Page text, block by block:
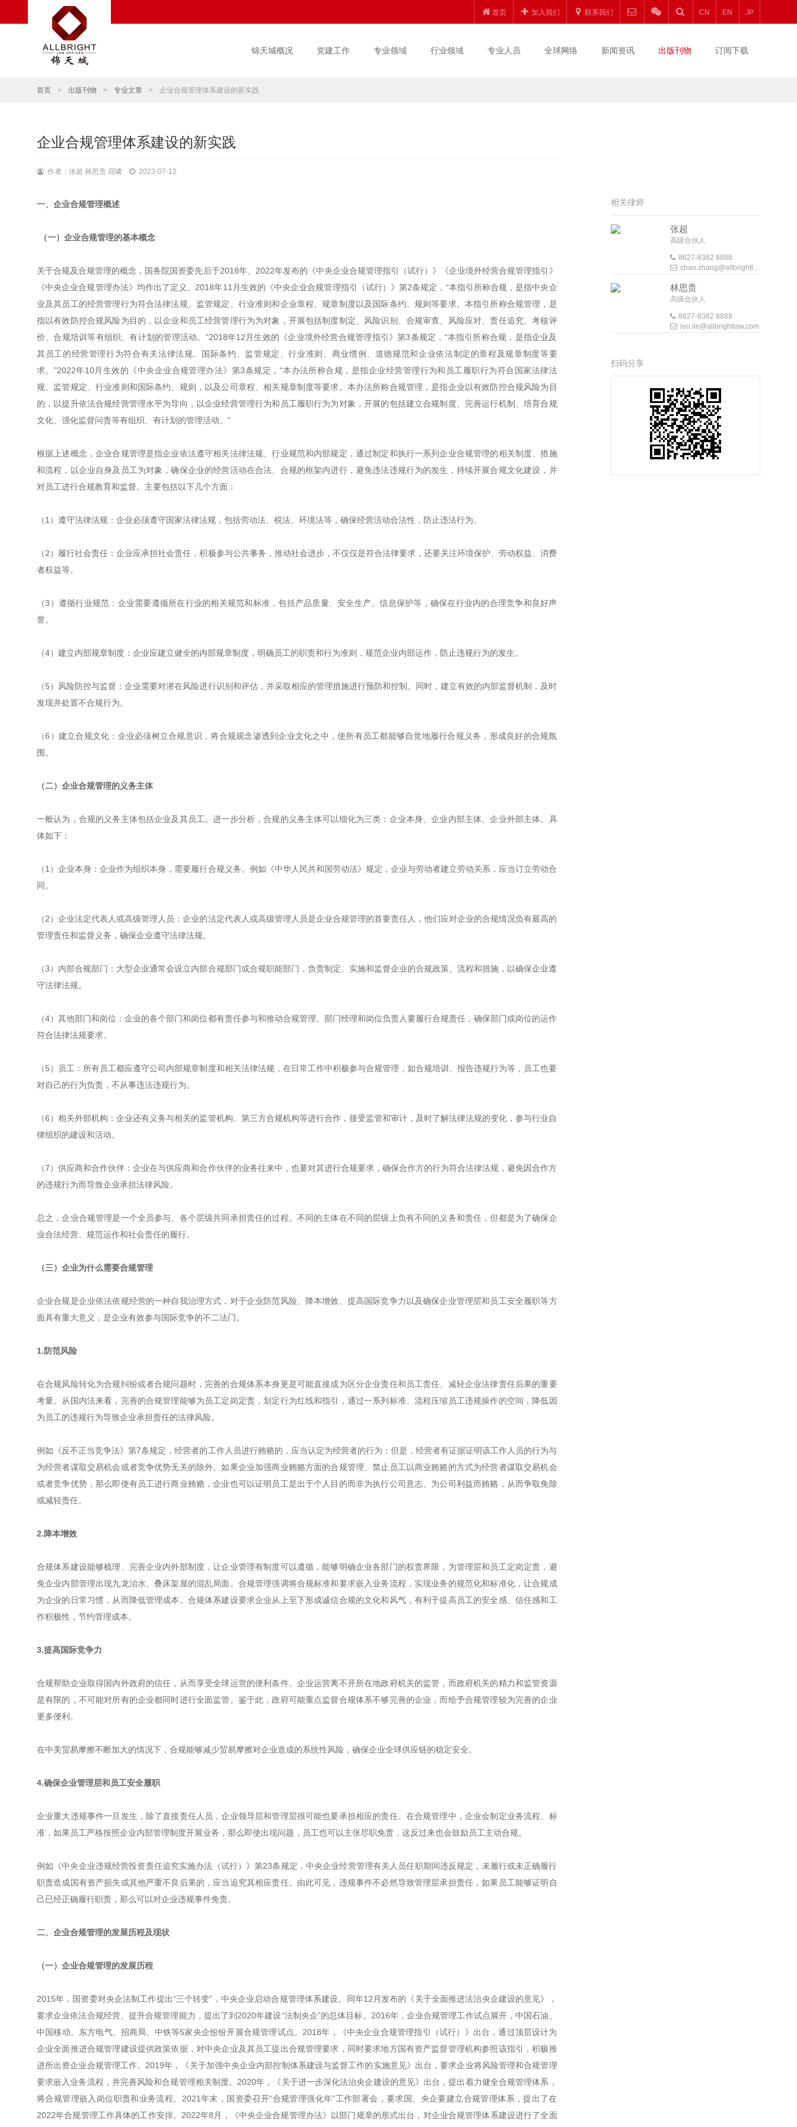
首页 加入我们 联系我们 CN EN JP
锦天城概况 党建工作 专业领域 行业领域 专业人员 全球网络 新闻资讯 出版刊物 订阅下载
首页 > 出版刊物 > 专业文章 > 企业合规管理体系建设的新实践
企业合规管理体系建设的新实践
作者：张超 林思贵 屈啸 2023-07-12
一、企业合规管理概述
（一）企业合规管理的基本概念
关于合规及合规管理的概念，国务院国资委先后于2018年、2022年发布的《中央企业合规管理指引（试行）》《企业境外经营合规管理指引》
《中央企业合规管理办法》均作出了定义。2018年11月生效的《中央企业合规管理指引（试行）》第2条规定，“本指引所称合规，是指中央企
业及其员工的经营管理行为符合法律法规、监管规定、行业准则和企业章程、规章制度以及国际条约、规则等要求。本指引所称合规管理，是
指以有效防控合规风险为目的，以企业和员工经营管理行为为对象，开展包括制度制定、风险识别、合规审查、风险应对、责任追究、考核评
价、合规培训等有组织、有计划的管理活动。”2018年12月生效的《企业境外经营合规管理指引》第3条规定，“本指引所称合规，是指企业及
其员工的经营管理行为符合有关法律法规、国际条约、监管规定、行业准则、商业惯例、道德规范和企业依法制定的章程及规章制度等要
求。”2022年10月生效的《中央企业合规管理办法》第3条规定，“本办法所称合规，是指企业经营管理行为和员工履职行为符合国家法律法
规、监管规定、行业准则和国际条约、规则，以及公司章程、相关规章制度等要求。本办法所称合规管理，是指企业以有效防控合规风险为目
的，以提升依法合规经营管理水平为导向，以企业经营管理行为和员工履职行为为对象，开展的包括建立合规制度、完善运行机制、培育合规
文化、强化监督问责等有组织、有计划的管理活动。”
根据上述概念，企业合规管理是指企业依法遵守相关法律法规、行业规范和内部规定，通过制定和执行一系列企业合规管理的相关制度、措施
和流程，以企业自身及员工为对象，确保企业的经营活动在合法、合规的框架内进行，避免违法违规行为的发生，持续开展合规文化建设，并
对员工进行合规教育和监督。主要包括以下几个方面：
（1）遵守法律法规：企业必须遵守国家法律法规，包括劳动法、税法、环境法等，确保经营活动合法性，防止违法行为。
（2）履行社会责任：企业应承担社会责任，积极参与公共事务，推动社会进步，不仅仅是符合法律要求，还要关注环境保护、劳动权益、消费
者权益等。
（3）遵循行业规范：企业需要遵循所在行业的相关规范和标准，包括产品质量、安全生产、信息保护等，确保在行业内的合理竞争和良好声
誉。
（4）建立内部规章制度：企业应建立健全的内部规章制度，明确员工的职责和行为准则，规范企业内部运作，防止违规行为的发生。
（5）风险防控与监督：企业需要对潜在风险进行识别和评估，并采取相应的管理措施进行预防和控制。同时，建立有效的内部监督机制，及时
发现并处置不合规行为。
（6）建立合规文化：企业必须树立合规意识，将合规观念渗透到企业文化之中，使所有员工都能够自觉地履行合规义务，形成良好的合规氛
围。
（二）企业合规管理的义务主体
一般认为，合规的义务主体包括企业及其员工。进一步分析，合规的义务主体可以细化为三类：企业本身、企业内部主体、企业外部主体。具
体如下：
（1）企业本身：企业作为组织本身，需要履行合规义务。例如《中华人民共和国劳动法》规定，企业与劳动者建立劳动关系，应当订立劳动合
同。
（2）企业法定代表人或高级管理人员：企业的法定代表人或高级管理人员是企业合规管理的首要责任人，他们应对企业的合规情况负有最高的
管理责任和监督义务，确保企业遵守法律法规。
（3）内部合规部门：大型企业通常会设立内部合规部门或合规职能部门，负责制定、实施和监督企业的合规政策、流程和措施，以确保企业遵
守法律法规。
（4）其他部门和岗位：企业的各个部门和岗位都有责任参与和推动合规管理。部门经理和岗位负责人要履行合规责任，确保部门或岗位的运作
符合法律法规要求。
（5）员工：所有员工都应遵守公司内部规章制度和相关法律法规，在日常工作中积极参与合规管理，如合规培训、报告违规行为等，员工也要
对自己的行为负责，不从事违法违规行为。
（6）相关外部机构：企业还有义务与相关的监管机构、第三方合规机构等进行合作，接受监管和审计，及时了解法律法规的变化，参与行业自
律组织的建设和活动。
（7）供应商和合作伙伴：企业在与供应商和合作伙伴的业务往来中，也要对其进行合规要求，确保合作方的行为符合法律法规，避免因合作方
的违规行为而导致企业承担法律风险。
总之，企业合规管理是一个全员参与、各个层级共同承担责任的过程。不同的主体在不同的层级上负有不同的义务和责任，但都是为了确保企
业合法经营、规范运作和社会责任的履行。
（三）企业为什么需要合规管理
企业合规是企业依法依规经营的一种自我治理方式，对于企业防范风险、降本增效、提高国际竞争力以及确保企业管理层和员工安全履职等方
面具有重大意义，是企业有效参与国际竞争的不二法门。
1.防范风险
在合规风险转化为合规纠纷或者合规问题时，完善的合规体系本身更是可能直接成为区分企业责任和员工责任、减轻企业法律责任后果的重要
考量。从国内法来看，完善的合规管理能够为员工定岗定责，划定行为红线和指引，通过一系列标准、流程压缩员工违规操作的空间，降低因
为员工的违规行为导致企业承担责任的法律风险。
例如《反不正当竞争法》第7条规定，经营者的工作人员进行贿赂的，应当认定为经营者的行为；但是，经营者有证据证明该工作人员的行为与
为经营者谋取交易机会或者竞争优势无关的除外。如果企业加强商业贿赂方面的合规管理、禁止员工以商业贿赂的方式为经营者谋取交易机会
或者竞争优势，那么即使有员工进行商业贿赂，企业也可以证明员工是出于个人目的而非为执行公司意志、为公司利益而贿赂，从而争取免除
或减轻责任。
2.降本增效
合规体系建设能够梳理、完善企业内外部制度，让企业管理有制度可以遵循，能够明确企业各部门的权责界限，为管理层和员工定岗定责，避
免企业内部管理出现九龙治水、叠床架屋的混乱局面。合规管理强调将合规标准和要求嵌入业务流程，实现业务的规范化和标准化，让合规成
为企业的日常习惯，从而降低管理成本。合规体系建设要求企业从上至下形成诚信合规的文化和风气，有利于提高员工的安全感、信任感和工
作积极性，节约管理成本。
3.提高国际竞争力
合规帮助企业取得国内外政府的信任，从而享受全球运营的便利条件。企业运营离不开所在地政府机关的监管，而政府机关的精力和监管资源
是有限的，不可能对所有的企业都同时进行全面监管。鉴于此，政府可能重点监督合规体系不够完善的企业，而给予合规管理较为完善的企业
更多便利。
在中美贸易摩擦不断加大的情况下，合规能够减少贸易摩擦对企业造成的系统性风险，确保企业全球供应链的稳定安全。
4.确保企业管理层和员工安全履职
企业重大违规事件一旦发生，除了直接责任人员，企业领导层和管理层很可能也要承担相应的责任。在合规管理中，企业会制定业务流程、标
准，如果员工严格按照企业内部管理制度开展业务，那么即使出现问题，员工也可以主张尽职免责，这反过来也会鼓励员工主动合规。
例如《中央企业违规经营投资责任追究实施办法（试行）》第23条规定，中央企业经营管理有关人员任职期间违反规定，未履行或未正确履行
职责造成国有资产损失或其他严重不良后果的，应当追究其相应责任。由此可见，违规事件不必然导致管理层承担责任，如果员工能够证明自
己已经正确履行职责，那么可以对企业违规事件免责。
二、企业合规管理的发展历程及现状
（一）企业合规管理的发展历程
2015年，国资委对央企法制工作提出“三个转变”，中央企业启动合规管理体系建设。同年12月发布的《关于全面推进法治央企建设的意见》，
要求企业依法合规经营、提升合规管理能力，提出了到2020年建设“法制央企”的总体目标。2016年，企业合规管理工作试点展开，中国石油、
中国移动、东方电气、招商局、中铁等5家央企纷纷开展合规管理试点。2018年，《中央企业合规管理指引（试行）》出台，通过顶层设计为
企业全面推进合规管理建设提供政策依据，对中央企业及其员工提出合规管理要求，同时要求地方国有资产监督管理机构参照该指引，积极推
进所出资企业合规管理工作。2019年，《关于加强中央企业内部控制体系建设与监督工作的实施意见》出台，要求企业将风险管理和合规管理
要求嵌入业务流程，并完善风险和合规管理相关制度。2020年，《关于进一步深化法治央企建设的意见》出台，提出着力健全合规管理体系，
将合规管理嵌入岗位职责和业务流程。2021年末，国资委召开“合规管理强化年”工作部署会，要求国、央企要建立合规管理体系，提出了在
2022年合规管理工作具体的工作安排。2022年8月，《中央企业合规管理办法》以部门规章的形式出台，对企业合规管理体系建设进行了全面
相关律师
张超
高级合伙人
8627-8382 8888
chao.zhang@allbrightlaw.com
林思贵
高级合伙人
8627-8382 8888
leo.lin@allbrightlaw.com
扫码分享